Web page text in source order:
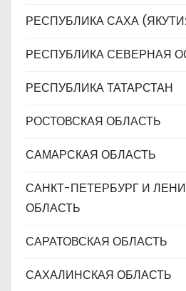
РЕСПУБЛИКА САХА
РЕСПУБЛИКА СЕВЕРНАЯ
РЕСПУБЛИКА ТАТАРСТАН
РОСТОВСКАЯ ОБЛАСТЬ
САМАРСКАЯ ОБЛАСТЬ
САНКТ-ПЕТЕРБУРГ И
ОБЛАСТЬ
САРАТОВСКАЯ ОБЛАСТЬ
САХАЛИНСКАЯ ОБЛАСТЬ